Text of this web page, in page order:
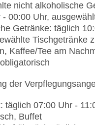
TUI Card / VISA,
EC Karte/
erlaubt
Parkplatz
unbewacht: ohne
Tagungsräume,
10, Etagen: 2,
5 Sterne
nicht alkoholische
- 00:00 Uhr,
Getränke: täglich
Tischgetränke
Kaffee/Tee am
der
täglich 07:00 Uhr -
Buffet